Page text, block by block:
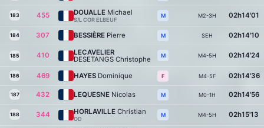
183 455 DOUALLE Michael
S/L COR ELBEUF
M M2-3H 02h14'01
184 307 BESSIÈRE Pierre M SEH 02h14'10
185 410
LECAVELIER
DESETANGS Christophe
M M4-5H 02h14'24
186 469 HAYES Dominique F M4-5F 02h14'36
187 432 LEQUESNE Nicolas M M0-1H 02h14'56
188 344 HORLAVILLE Christian
OD
M M4-5H 02h15'13